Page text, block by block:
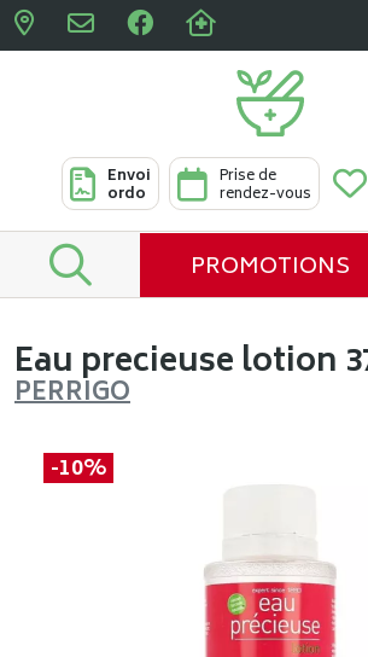
Envoi
ordo
Prise de
rendez-vous
PROMOTIONS
Eau precieuse lotion
PERRIGO
-10%